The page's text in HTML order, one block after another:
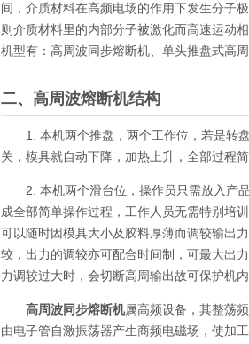
间，介质材料在高频电场的作用下发生分子
则介质材料里的内部分子被激化而高速运动
机型有：高周波同步熔断机、单头推盘式高
二、高周波熔断机结构
1. 本机两个推盘，两个工作位，若是转盘
关，模具就自动下降，加热上升，全部过程
2. 本机两个滑台位，操作员只需放入产品
成全部简单操作过程，工作人员无需特别培
可以随时因模具大小及胶料厚薄而调较输出
较，出力的调较亦可配合时间制，可最大出
力调较过大时，会切断高周输出故可保护机
高周波同步熔断机属高频设备，其整荡
由电子管自激振荡器产生商频电磁场，使加